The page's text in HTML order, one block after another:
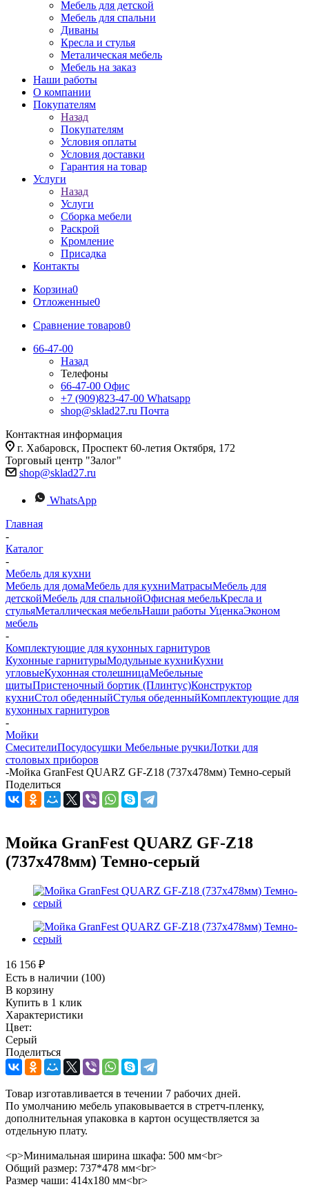
Мебель для детской
Мебель для спальни
Диваны
Кресла и стулья
Металическая мебель
Мебель на заказ
Наши работы
О компании
Покупателям
Назад
Покупателям
Условия оплаты
Условия доставки
Гарантия на товар
Услуги
Назад
Услуги
Сборка мебели
Раскрой
Кромление
Присадка
Контакты
Корзина0
Отложенные0
Сравнение товаров0
66-47-00
Назад
Телефоны
66-47-00 Офис
+7 (909)823-47-00 Whatsapp
shop@sklad27.ru Почта
Контактная информация
г. Хабаровск, Проспект 60-летия Октября, 172
Торговый центр "Залог"
shop@sklad27.ru
WhatsApp
Главная
-
Каталог
-
Мебель для кухни
Мебель для домаМебель для кухниМатраcыМебель для
детскойМебель для спальнойОфисная мебельКресла и
стульяМеталлическая мебельНаши работы УценкаЭконом
мебель
-
Комплектующие для кухонных гарнитуров
Кухонные гарнитурыМодульные кухниКухни
угловыеКухонная столешницаМебельные
щитыПристеночный бортик (Плинтус)Конструктор
кухниСтол обеденныйСтулья обеденныйКомплектующие для
кухонных гарнитуров
-
Мойки
СмесителиПосудосушки Мебельные ручкиЛотки для
столовых приборов
-Мойка GranFest QUARZ GF-Z18 (737х478мм) Темно-серый
Поделиться
Мойка GranFest QUARZ GF-Z18
(737х478мм) Темно-серый
16 156 ₽
Есть в наличии (100)
В корзину
Купить в 1 клик
Характеристики
Цвет:
Серый
Поделиться
Товар изготавливается в течении 7 рабочих дней.
По умолчанию мебель упаковывается в стретч-пленку,
дополнительная упаковка в картон осуществляется за
отдельную плату.
<p>Минимальная ширина шкафа: 500 мм<br>
Общий размер: 737*478 мм<br>
Размер чаши: 414x180 мм<br>